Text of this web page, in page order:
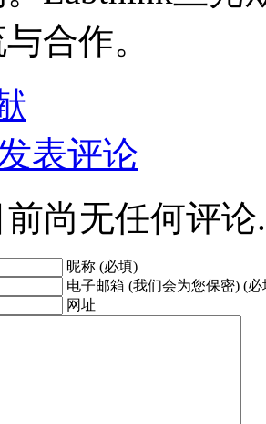
合作。
表评论
尚无任何评论.
昵称 (必填)
电子邮箱 (我们会为您保密) (必
网址